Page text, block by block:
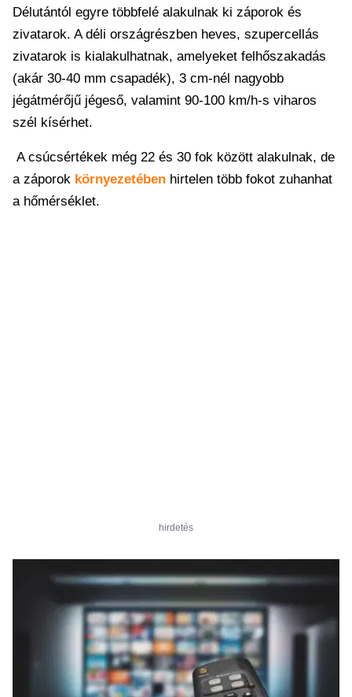
Délutántól egyre többfelé alakulnak ki záporok és
zivatarok. A déli országrészben heves, szupercellás
zivatarok is kialakulhatnak, amelyeket felhőszakadás
(akár 30-40 mm csapadék), 3 cm-nél nagyobb
jégátmérőjű jégeső, valamint 90-100 km/h-s viharos
szél kísérhet.
A csúcsértékek még 22 és 30 fok között alakulnak, de
a záporok környezetében hirtelen több fokot zuhanhat
a hőmérséklet.
hirdetés